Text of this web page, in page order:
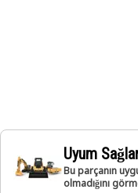
Uyum
Bu parçanın
olmadığını